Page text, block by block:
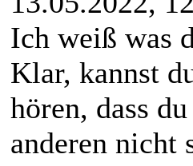
Ich weiß was
Klar, kannst
hören, dass
anderen nicht